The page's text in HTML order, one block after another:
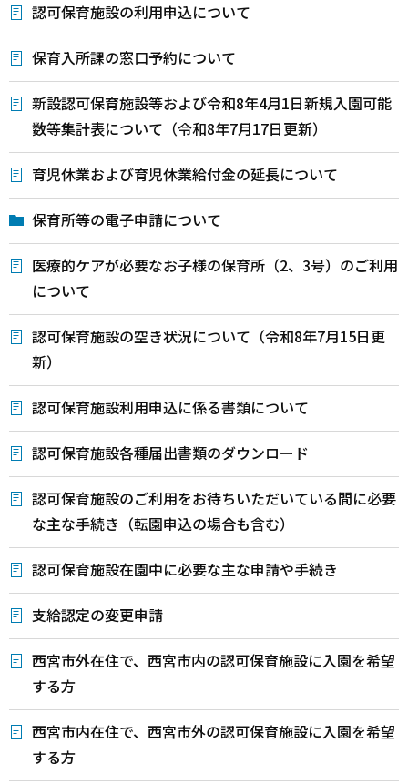
認可保育施設の利用申込について
保育入所課の窓口予約について
新設認可保育施設等および令和8年4月1日新規入園可能
数等集計表について（令和8年7月17日更新）
育児休業および育児休業給付金の延長について
保育所等の電子申請について
医療的ケアが必要なお子様の保育所（2、3号）のご利用
について
認可保育施設の空き状況について（令和8年7月15日更
新）
認可保育施設利用申込に係る書類について
認可保育施設各種届出書類のダウンロード
認可保育施設のご利用をお待ちいただいている間に必要
な主な手続き（転園申込の場合も含む）
認可保育施設在園中に必要な主な申請や手続き
支給認定の変更申請
西宮市外在住で、西宮市内の認可保育施設に入園を希望
する方
西宮市内在住で、西宮市外の認可保育施設に入園を希望
する方